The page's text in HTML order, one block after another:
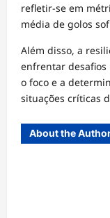
refletir-se em
média de golos
Além disso, a
enfrentar desafios
o foco e a
situações críticas
About the